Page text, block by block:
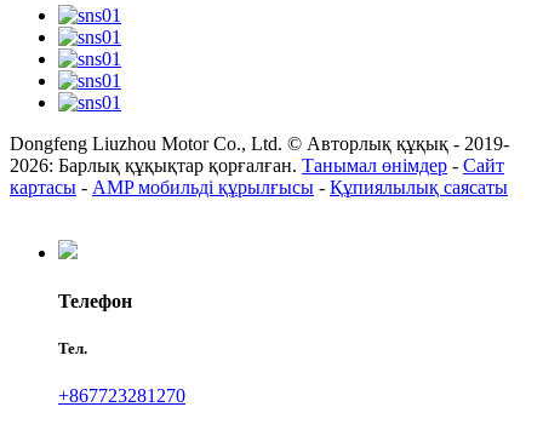
Dongfeng Liuzhou Motor Co., Ltd. © Авторлық құқық - 2019-
2026: Барлық құқықтар қорғалған. Танымал өнімдер - Сайт
картасы - AMP мобильді құрылғысы - Құпиялылық саясаты
Телефон
Тел.
+867723281270